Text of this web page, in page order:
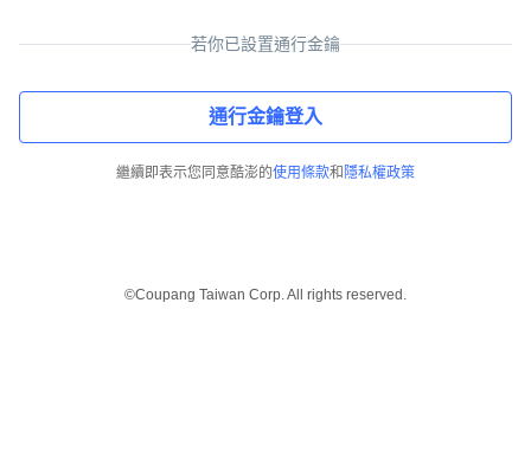
若你已設置通行金鑰
通行金鑰登入
繼續即表示您同意酷澎的使用條款和 隱私權政策
©Coupang Taiwan Corp. All rights reserved.